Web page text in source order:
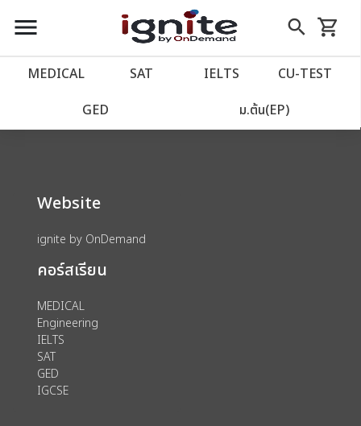
close
account_balance หน้าแรก
เว็บไซต์อิกไนท์
import_contacts วางแผนการเรียน
account_circle เข้าสู่ระบบ
assignment ลงทะเบียน
menu search
Skip
to
shopping_cart
รถเข็น
MEDICAL SAT IELTS CU‑TEST
GED ม.ต้น(EP)
We could not find anything for 80002039
Website
ignite by OnDemand
คอร์สเรียน
MEDICAL
Engineering
IELTS
SAT
GED
IGCSE